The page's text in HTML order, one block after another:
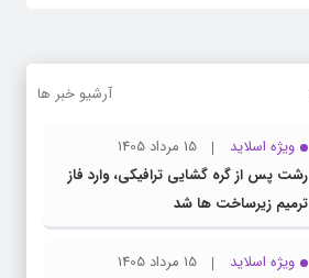
آرشیو خبر ها
ویژه اسلاید
15 مرداد 1405
رشت پس از گره گشایی ترافیکی، وارد فاز
ترمیم زیرساخت ها شد
ویژه اسلاید 15 مرداد 1405